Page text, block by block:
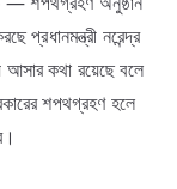
প্রধানমন্ত্রী নরেন্দ্র
কথা রয়েছে বলে
শপথগ্রহণ হলে